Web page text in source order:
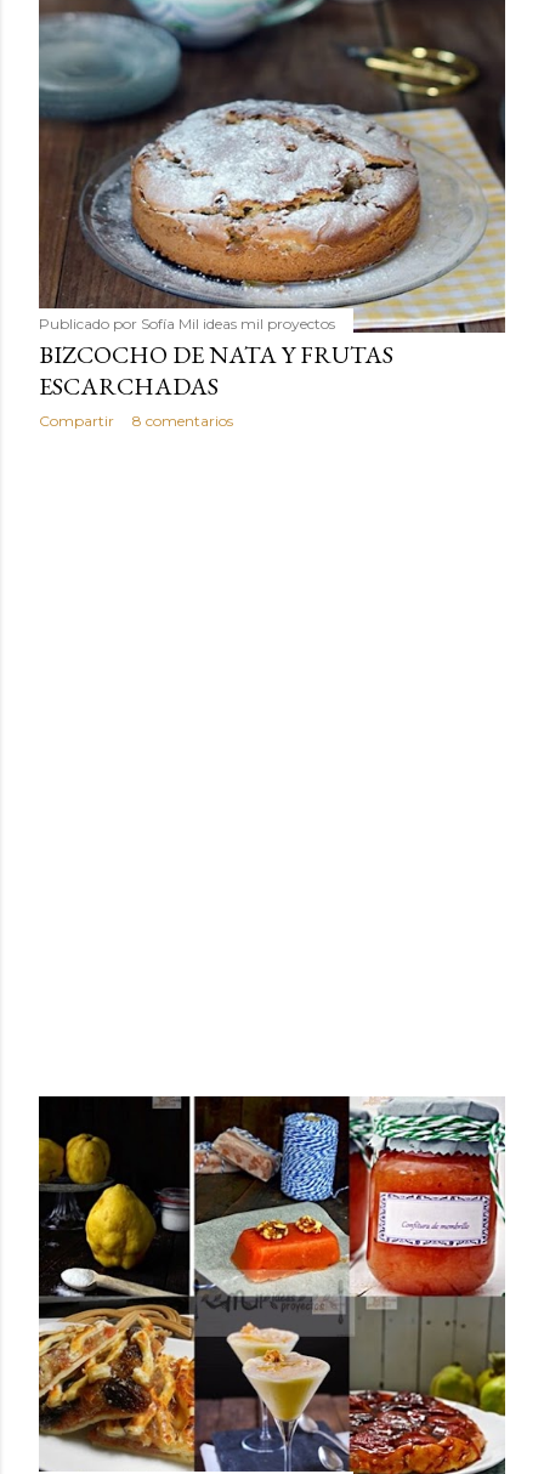
Publicado por Sofía Mil ideas mil proyectos
BIZCOCHO DE NATA Y FRUTAS
ESCARCHADAS
Compartir 8 comentarios